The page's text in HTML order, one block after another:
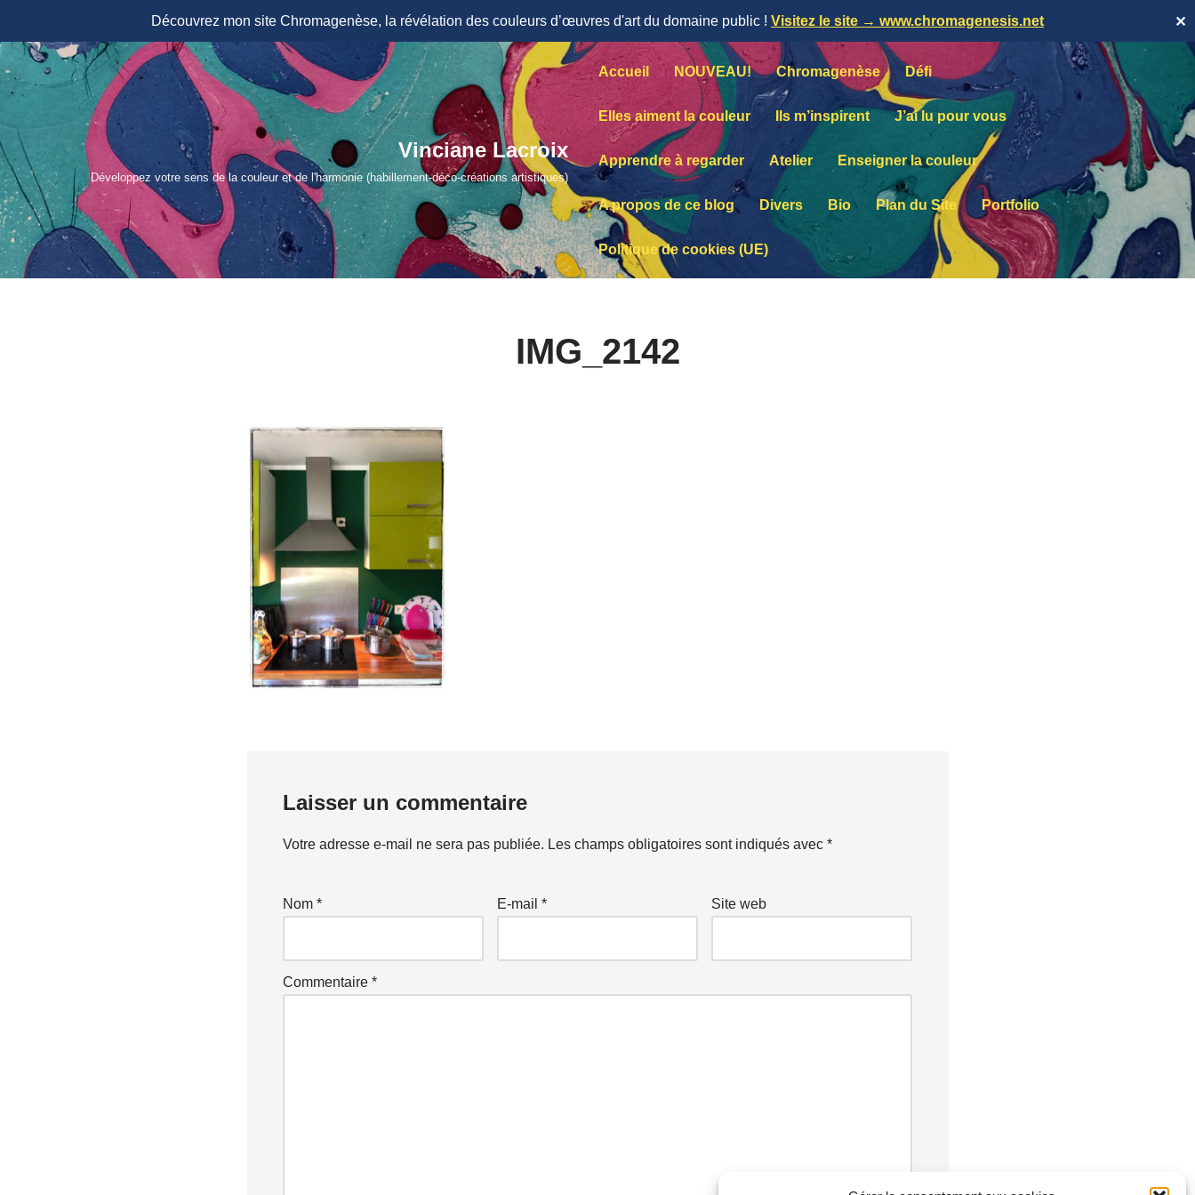
Découvrez mon site Chromagenèse, la révélation des couleurs d’œuvres d'art du domaine public ! Visitez le site → www.chromagenesis.net ✕
Aller
contenu
Vinciane Lacroix
Développez votre sens de la couleur et de l'harmonie (habillement-déco-créations artistiques)
Accueil NOUVEAU! Chromagenèse Défi
Elles aiment la couleur Ils m’inspirent J’ai lu pour vous
Apprendre à regarder Atelier Enseigner la couleur
A propos de ce blog Divers Bio Plan du Site Portfolio
Politique de cookies (UE)
IMG_2142
Laisser un commentaire
Votre adresse e-mail ne sera pas publiée. Les champs obligatoires sont indiqués avec *
Nom * E-mail * Site web
Commentaire *